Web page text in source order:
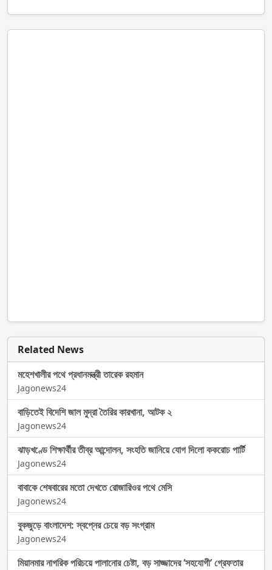
Related News
মহেশখালীর পথে প্রধানমন্ত্রী তারেক রহমান
Jagonews24
বাড়িতেই বিদেশি জাল মুদ্রা তৈরির কারখানা, আটক ২
Jagonews24
ঝাড়খণ্ডে শিক্ষার্থীর তীব্র আন্দোলন, সংহতি জানিয়ে যোগ দিলো ককরোচ পার্টি
Jagonews24
বাবাকে শেষবারের মতো দেখতে রোজারিওর পথে মেসি
Jagonews24
বুকজুড়ে বাংলাদেশ: স্বপ্নের চেয়ে বড় সংগ্রাম
Jagonews24
মিয়ানমার নাগরিক পরিচয়ে পালানোর চেষ্টা, বড় সাজ্জাদের ‘সহযোগী’ গ্রেফতার